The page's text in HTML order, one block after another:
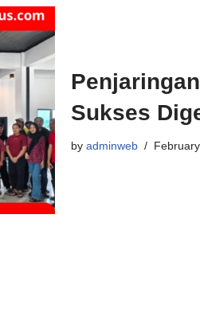
Sukses
by adminweb